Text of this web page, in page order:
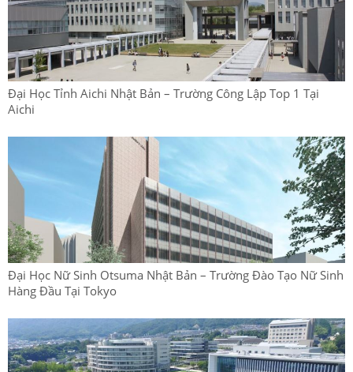
Đại Học Tỉnh Aichi Nhật Bản – Trường Công Lập Top 1 Tại
Aichi
Đại Học Nữ Sinh Otsuma Nhật Bản – Trường Đào Tạo Nữ Sinh
Hàng Đầu Tại Tokyo